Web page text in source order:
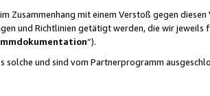
Zusammenhang mit einem Verstoß gegen
und Richtlinien getätigt werden, die wir
“).
und sind vom Partnerprogramm